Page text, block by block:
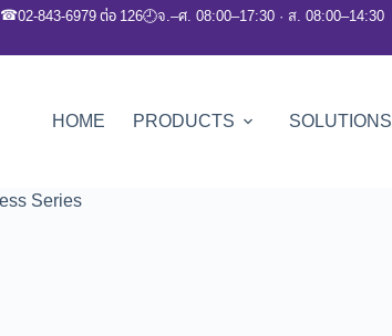
☎02-843-6979 ต่อ 126🕘จ.–ศ. 08:00–17:30 · ส. 08:00–14:30
HOME PRODUCTS SOLUTIONS